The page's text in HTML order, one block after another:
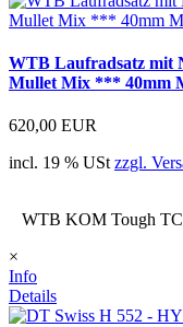
WTB Laufradsatz mit
Mullet Mix *** 40mm
620,00 EUR
incl. 19 % USt zzgl.
WTB KOM Tough
×
Info
Details